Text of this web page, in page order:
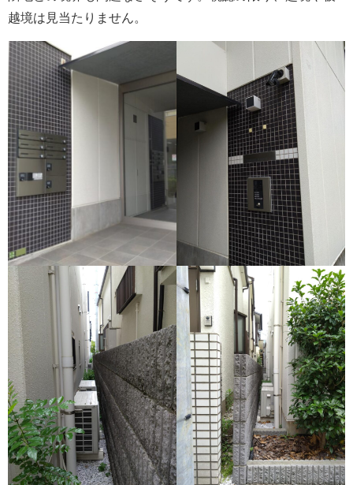
越境は見当たりません。